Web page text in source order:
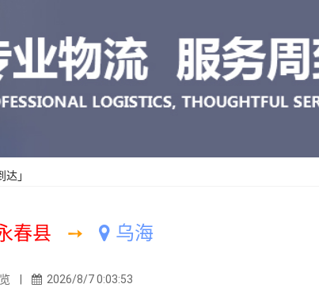
」
春县 ➙ 乌海
览 | 2026/8/7 0:03:53